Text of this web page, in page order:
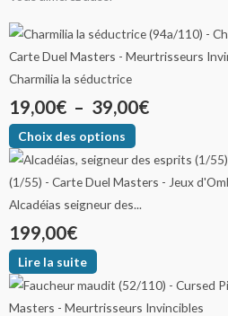
Charmilia la séductrice
19,00€ – 39,00€
Plage
prix :
à
Choix des options
Ce
produit
plusieurs
variations.
Les
options
peuvent
être
la
page
Alcadéias seigneur des...
199,00€
Lire la suite
Plage
prix :
à
14,50€
Ce
produit
plusieurs
variations.
Les
options
peuvent
être
la
page
Plage
prix :
à
Ce
produit
plusieurs
variations.
Les
options
peuvent
être
la
page
Plage
de
prix :
1,50€
à
3,00€
Ce
produit
plusieurs
variations.
Les
options
peuvent
être
la
page